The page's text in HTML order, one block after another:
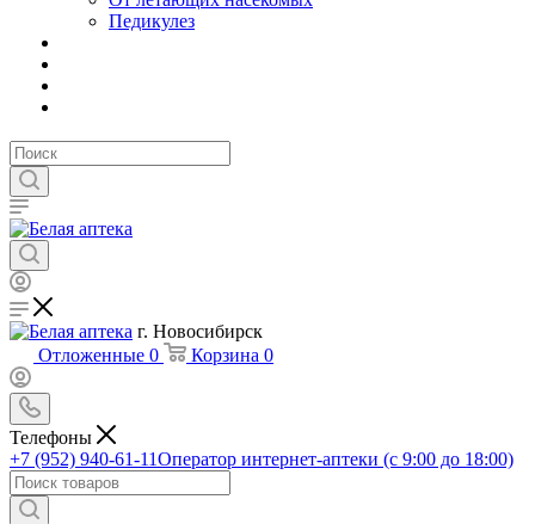
Педикулез
г. Новосибирск
Отложенные 0 Корзина 0
Телефоны
+7 (952) 940-61-11Оператор интернет-аптеки (с 9:00 до 18:00)